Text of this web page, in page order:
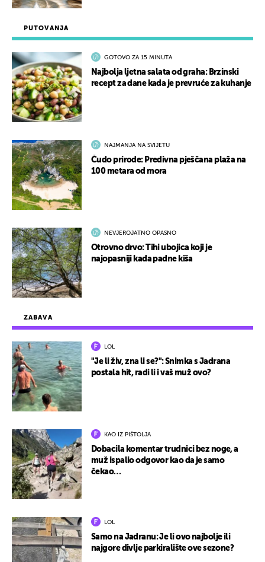
ZABAVA
LOL
"Je li živ, zna li se?": Snimka s Jadrana
postala hit, radi li i vaš muž ovo?
KAO IZ PIŠTOLJA
Dobacila komentar trudnici bez noge, a
muž ispalio odgovor kao da je samo
čekao…
LOL
Samo na Jadranu: Je li ovo najbolje ili
najgore divlje parkiralište ove sezone?
PUTOVANJA
GOTOVO ZA 15 MINUTA
Najbolja ljetna salata od graha: Brzinski
recept za dane kada je prevruće za kuhanje
NAJMANJA NA SVIJETU
Čudo prirode: Predivna pješčana plaža na
100 metara od mora
NEVJEROJATNO OPASNO
Otrovno drvo: Tihi ubojica koji je
najopasniji kada padne kiša